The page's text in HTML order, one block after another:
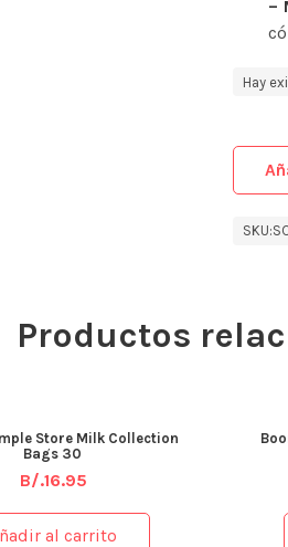
–
Hay
SKU:
Productos
Store Milk Collection
Bags 30
B/.16.95
al carrito